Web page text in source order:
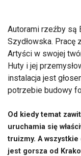
Autorami rzeźby są
Szydłowska. Pracę
Artyści w swojej
Huty i jej
instalacja jest
potrzebie budowy
Od kiedy temat
uruchamia się
truizmy. A wszystkie
jest gorsza od